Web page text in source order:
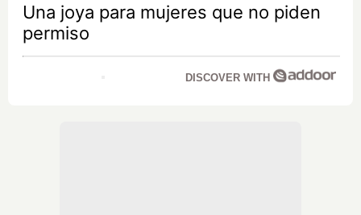
Una joya para mujeres que no piden
permiso
DISCOVER WITH